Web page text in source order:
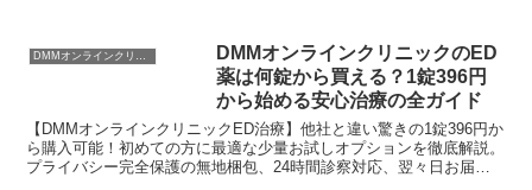
DMMオンラインクリニックのED
薬は何錠から買える？1錠396円
から始める安心治療の全ガイド
【DMMオンラインクリニックED治療】他社と違い驚きの1錠396円か
ら購入可能！初めての方に最適な少量お試しオプションを徹底解説。
プライバシー完全保護の無地梱包、24時間診察対応、翌々日お届